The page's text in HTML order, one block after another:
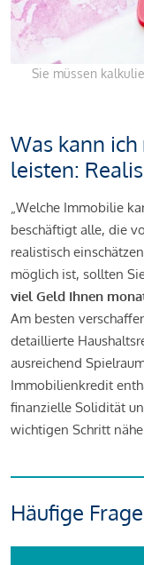
Sie müssen
Was kann
leisten:
„Welche Immobilie
beschäftigt alle, die
realistisch
möglich ist, sollten
viel Geld Ihnen
Am besten
detaillierte
ausreichend
Immobilienkredit
finanzielle Solidität
wichtigen Schritt
Häufige